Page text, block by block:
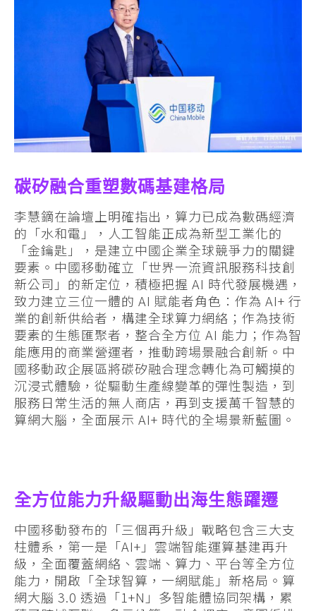
碳矽融合重塑數碼基建格局
李慧鏑在論壇上明確指出，算力已成為數碼經濟
的「水和電」，人工智能正成為新型工業化的
「金鑰匙」，是建立中國企業全球競爭力的關鍵
要素。中國移動確立「世界一流資訊服務科技創
新公司」的新定位，積極把握 AI 時代發展機遇，
致力建立三位一體的 AI 賦能者角色：作為 AI+ 行
業的創新供給者，構建全球算力網絡；作為技術
要素的生態匯聚者，整合全方位 AI 能力；作為智
能應用的商業營運者，推動跨場景融合創新。中
國移動政企展區將碳矽融合理念轉化為可觸摸的
沉浸式體驗，從驅動生產線變革的彈性製造，到
服務日常生活的無人商店，再到支援萬千智慧的
算網大腦，全面展示 AI+ 時代的全場景新藍圖。
全方位能力升級驅動出海生態躍遷
中國移動發布的「三個再升級」戰略包含三大支
柱體系，第一是「AI+」雲端智能運算基建再升
級，全面覆蓋網絡、雲端、算力、平台等全方位
能力，開啟「全球智算，一網賦能」新格局。算
網大腦 3.0 透過「1+N」多智能體協同架構，累